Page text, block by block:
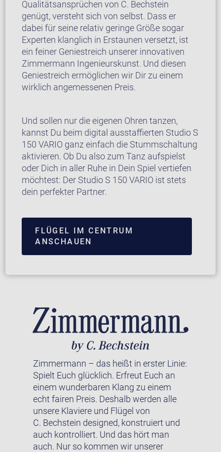
Qualitätsansprüchen von C. Bechstein
genügt, versteht sich von selbst. Dass er
dabei für seine relativ geringe Größe sogar
Experten klanglich in Erstaunen versetzt, ist
ein feiner Geniestreich unserer innovativen
Zimmermann Ingenieurskunst. Und diesen
Geniestreich ermöglichen wir Dir zu einem
wirklich angemessenen Preis.
Und sollen nur die eigenen Ohren tanzen,
kannst Du beim digital ausstaffierten Studio S
150 VARIO ganz einfach die Stummschaltung
aktivieren. Ob Du also zum Tanz aufspielst
oder Dich in aller Ruhe in Dein Spiel vertiefen
möchtest: Der Studio S 150 VARIO ist stets
dein perfekter Partner.
FLÜGEL IM CENTRUM
ANSCHAUEN
Zimmermann – das heißt in erster Linie:
Spielt Euch glücklich. Erfreut Euch an
einem wunderbaren Klang zu einem
echt fairen Preis. Deshalb werden alle
unsere Klaviere und Flügel von
C. Bechstein designed, konstruiert und
auch kontrolliert. Und das hört man
auch. Nur so kommen wir unserer